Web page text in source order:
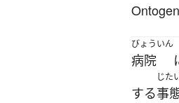
びょういん
病院
する
じた
事